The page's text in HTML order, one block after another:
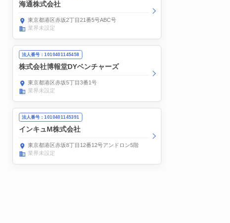
海通株式会社
東京都港区赤坂2丁目21番5号ABC号
業界未設定
法人番号：1010401145458
株式会社博報堂DYベンチャーズ
東京都港区赤坂5丁目3番1号
業界未設定
法人番号：1010401145391
インキュM株式会社
東京都港区赤坂8丁目12番12号アンドロン5階
業界未設定